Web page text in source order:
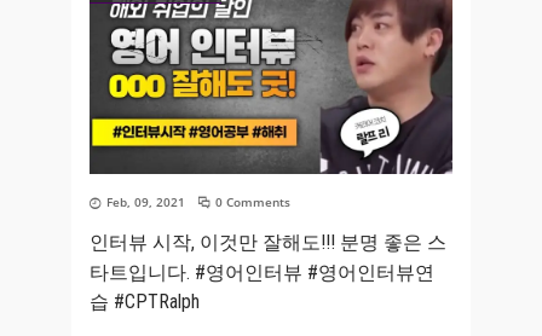
Feb, 09, 2021 0 Comments
인터뷰 시작, 이것만 잘해도!!! 분명 좋은 스
타트입니다. #영어인터뷰 #영어인터뷰연
습 #CPTRalph